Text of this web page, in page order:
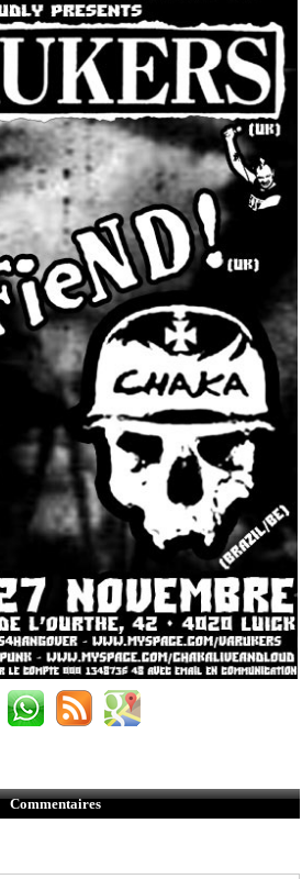
Commentaires